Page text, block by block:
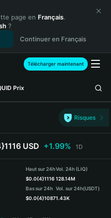
page en Français.
?
Continuer en Français
Télécharger maintenant
Prix
Risques
USD +1.99% 1D
Haut sur 24h
$0.0{4}1116
Bas sur 24h
$0.0{4}1087
Vol. 24h (LIQ)
128.14M
Vol. sur 24h(USDT)
1.43K